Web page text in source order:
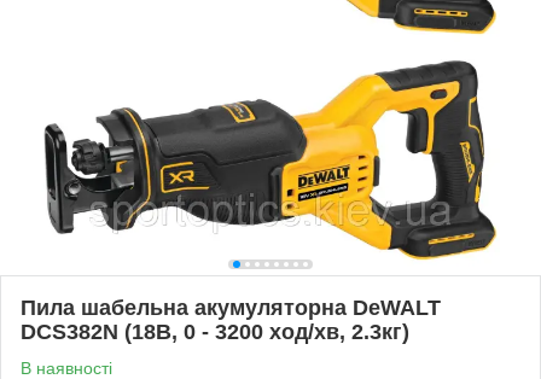
Пила шабельна акумуляторна DeWALT
DCS382N (18В, 0 - 3200 ход/хв, 2.3кг)
В наявності